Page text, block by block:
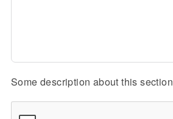
Some description about this section